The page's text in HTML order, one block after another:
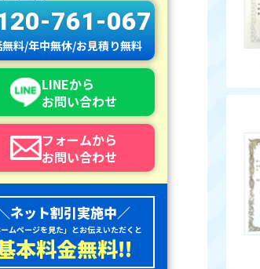
761-067
料/年中無休/お見積り無料
LINEから
お問い合わせ
フォームから
お問い合わせ
ネット割引実施中／
ームページを見た」とお伝えいただくと
本料金無料!!